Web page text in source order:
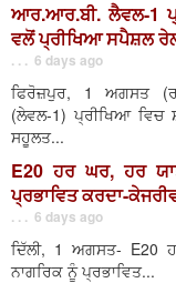
ਆਰ.ਆਰ.ਬੀ. ਲੈਵਲ-1
ਵਲੋਂ ਪ੍ਰੀਖਿਆ ਸਪੈਸ਼ਲ
. . . 6 days ago
ਫਿਰੋਜ਼ਪੁਰ, 1 ਅਗਸਤ
(ਲੇਵਲ-1) ਪ੍ਰੀਖਿਆ ਵਿਚ
ਸਹੂਲਤ...
E20 ਹਰ ਘਰ, ਹਰ
ਪ੍ਰਭਾਵਿਤ ਕਰਦਾ-
. . . 6 days ago
ਦਿੱਲੀ, 1 ਅਗਸਤ- E20
ਨਾਗਰਿਕ ਨੂੰ ਪ੍ਰਭਾਵਿਤ...